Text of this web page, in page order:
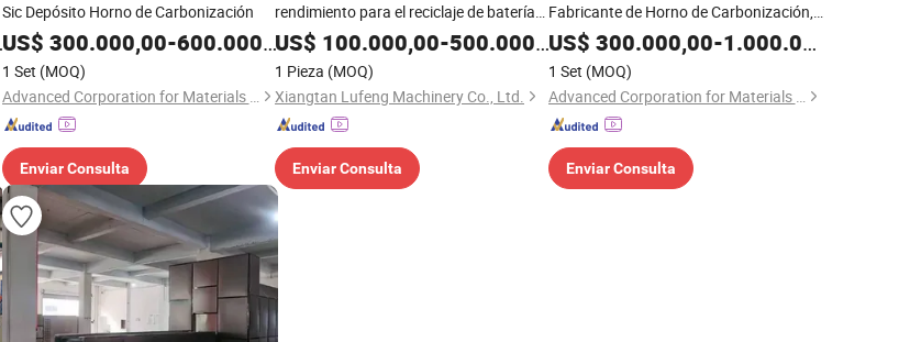
Sic Depósito Horno de Carbonización
US$ 300.000,00-600.000,00
1 Set (MOQ)
Advanced Corporation for Materials & Equipments
Enviar Consulta
rendimiento para el reciclaje de baterías
de plomo-ácido
US$ 100.000,00-500.000,00
1 Pieza (MOQ)
Xiangtan Lufeng Machinery Co., Ltd.
Enviar Consulta
Fabricante de Horno de Carbonización,
Hvc-201840
US$ 300.000,00-1.000.000,00
1 Set (MOQ)
Advanced Corporation for Materials & Equipments
Enviar Consulta